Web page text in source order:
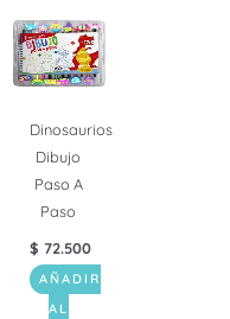
Dinosaurios
Dibujo
Paso A
Paso
$ 72.500
AÑADIR
AL